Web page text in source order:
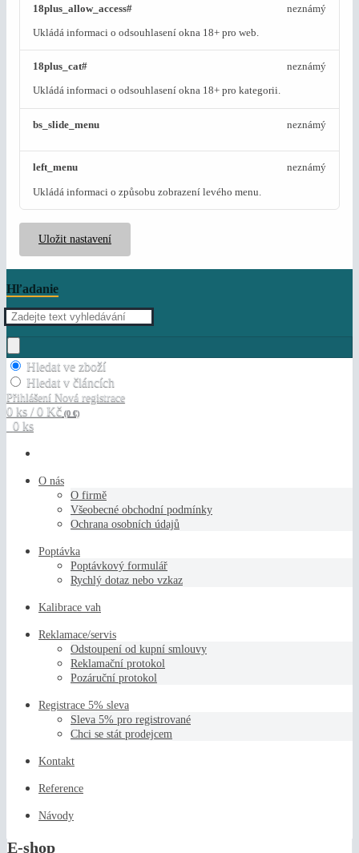
18plus_allow_access#
Ukládá informaci o odsouhlasení okna 18+ pro web.
neznámý
18plus_cat#
Ukládá informaci o odsouhlasení okna 18+ pro kategorii.
neznámý
bs_slide_menu neznámý
left_menu
Ukládá informaci o způsobu zobrazení levého menu.
neznámý
Uložit nastavení
Hľadanie
Hledat ve zboží
Hledat v článcích
Přihlášení Nová registrace
0 ks / 0 Kč (0 €)
0 ks
O nás
O firmě
Všeobecné obchodní podmínky
Ochrana osobních údajů
Poptávka
Poptávkový formulář
Rychlý dotaz nebo vzkaz
Kalibrace vah
Reklamace/servis
Odstoupení od kupní smlouvy
Reklamační protokol
Pozáruční protokol
Registrace 5% sleva
Sleva 5% pro registrované
Chci se stát prodejcem
Kontakt
Reference
Návody
E-shop